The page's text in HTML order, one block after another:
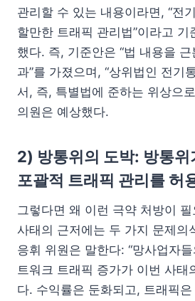
관리할 수 있는 내용이라면, “전
할만한 트래픽 관리법”이라고
했다. 즉, 기준안은 “법 내용을
과”를 가졌으며, “상위법인 전기
서, 즉, 특별법에 준하는 위상으
의원은 예상했다.
2) 방통위의 도박: 방통위
포괄적 트래픽 관리를 허
그렇다면 왜 이런 극약 처방이
사태의 근저에는 두 가지 문제의
응휘 위원은 말한다: “망사업자
트워크 트래픽 증가가 이번 사태
다. 수익률은 둔화되고, 트래픽